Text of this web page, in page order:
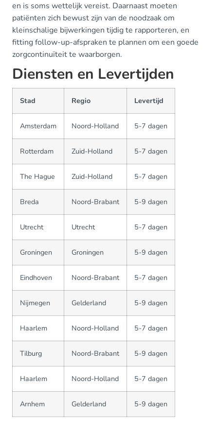
en is soms wettelijk vereist. Daarnaast moeten
patiënten zich bewust zijn van de noodzaak om
kleinschalige bijwerkingen tijdig te rapporteren, en
fitting follow-up-afspraken te plannen om een goede
zorgcontinuïteit te waarborgen.
Diensten en Levertijden
Stad Regio Levertijd
Amsterdam Noord-Holland 5-7 dagen
Rotterdam Zuid-Holland 5-7 dagen
The Hague Zuid-Holland 5-7 dagen
Breda Noord-Brabant 5-9 dagen
Utrecht Utrecht 5-7 dagen
Groningen Groningen 5-9 dagen
Eindhoven Noord-Brabant 5-7 dagen
Nijmegen Gelderland 5-9 dagen
Haarlem Noord-Holland 5-7 dagen
Tilburg Noord-Brabant 5-9 dagen
Haarlem Noord-Holland 5-7 dagen
Arnhem Gelderland 5-9 dagen